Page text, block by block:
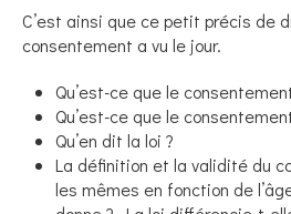
C’est ainsi que ce petit précis de
consentement a vu le jour.
Qu’est-ce que le
Qu’est-ce que le
Qu’en dit la loi ?
La définition et la validité du
les mêmes en fonction de